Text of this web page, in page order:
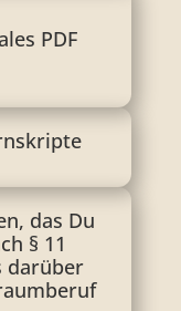
PDF
das Du
§ 11
darüber